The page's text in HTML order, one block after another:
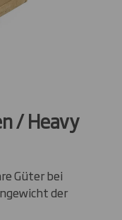
/ Heavy
Güter bei
der